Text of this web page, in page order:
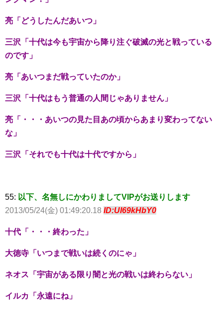
亮「どうしたんだあいつ」
三沢「十代は今も宇宙から降り注ぐ破滅の光と戦っている
のです」
亮「あいつまだ戦っていたのか」
三沢「十代はもう普通の人間じゃありません」
亮「・・・あいつの見た目あの頃からあまり変わってない
な」
三沢「それでも十代は十代ですから」
55: 以下、名無しにかわりましてVIPがお送りします
2013/05/24(金) 01:49:20.18 ID:UI69kHbY0
十代「・・・終わった」
大徳寺「いつまで戦いは続くのにゃ」
ネオス「宇宙がある限り闇と光の戦いは終わらない」
イルカ「永遠にね」